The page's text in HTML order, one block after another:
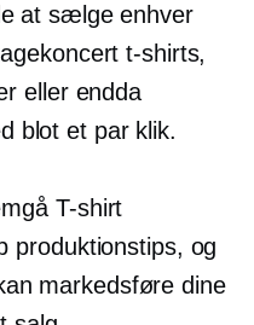
at sælge enhver
t-shirts,
eller endda
blot et par klik.
T-shirt
produktionstips, og
markedsføre dine